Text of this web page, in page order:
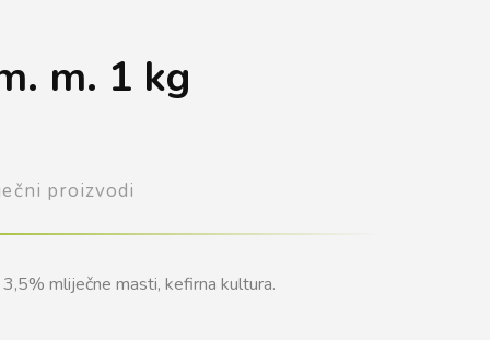
m. 1 kg
mliječne masti, kefirna kultura.
proizvodi